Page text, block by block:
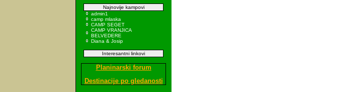
Najnovije kampovi
admin1
camp mlaska
CAMP SEGET
CAMP VRANJICA
BELVEDERE
Diana & Josip
Interesantni linkovi
Planinarski forum
Destinacije po gledanosti